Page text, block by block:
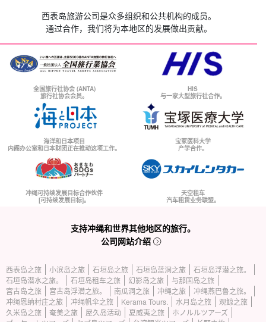
西表岛旅游公司是众多组织和公共机构的成员。
通过合作，我们将为本地区的发展做出贡献。
全国旅行社协会 (ANTA)
旅行社协会会员。
HIS
与一家大型旅行社合作。
海洋和日本项目
内阁办公室和日本财团正在推动这项工作。
宝冢医科大学
产学合作。
冲绳可持续发展目标合作伙伴
[可持续发展目标]。
天空租车
汽车租赁业务联盟。
支持冲绳和世界其他地区的旅行。
公司网站介绍
西表岛之旅 小滨岛之旅 石垣岛之旅 石垣岛蓝洞之旅
石垣岛浮潜之旅。
石垣岛潜水之旅。
石垣岛租车之旅 幻影岛之旅
与那国岛之旅
宫古岛之旅
宫古岛浮潜之旅。 南瓜洞之旅 冲绳之旅
冲绳燕巴鲁之旅。
冲绳恩纳村庄之旅
冲绳帆伞之旅 Kerama Tours. 水月岛之旅
观鲸之旅
久米岛之旅
奄美之旅 屋久岛活动 夏威夷之旅
ホノルルツアーズ